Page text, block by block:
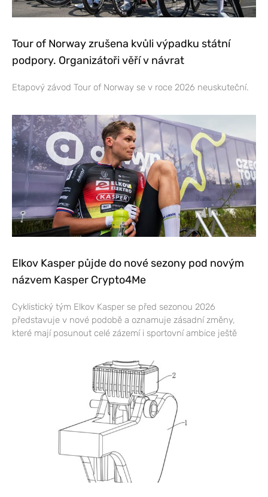
Tour of Norway zrušena kvůli výpadku státní
podpory. Organizátoři věří v návrat
Etapový závod Tour of Norway se v roce 2026 neuskuteční.
Elkov Kasper půjde do nové sezony pod novým
názvem Kasper Crypto4Me
Cyklistický tým Elkov Kasper se před sezonou 2026
představuje v nové podobě a oznamuje zásadní změny,
které mají posunout celé zázemí i sportovní ambice ještě